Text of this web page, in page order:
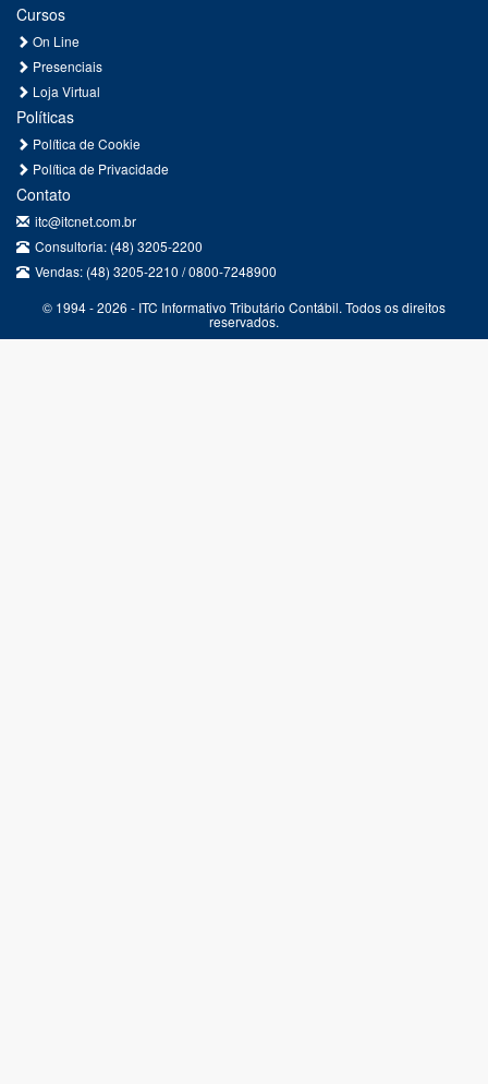
Cursos
On Line
Presenciais
Loja Virtual
Políticas
Política de Cookie
Política de Privacidade
Contato
itc@itcnet.com.br
Consultoria: (48) 3205-2200
Vendas: (48) 3205-2210 / 0800-7248900
© 1994 - 2026 - ITC Informativo Tributário Contábil. Todos os direitos
reservados.